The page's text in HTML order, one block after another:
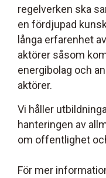
regelverken ska
en fördjupad
långa erfarenhet
aktörer såsom
energibolag och
aktörer.
Vi håller
hanteringen av
om offentlighet
För mer